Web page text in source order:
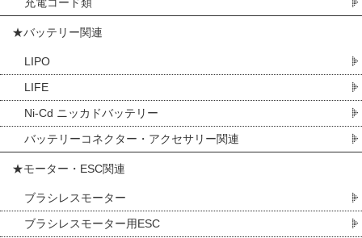
★バッテリー関連
LIPO
LIFE
Ni-Cd ニッカドバッテリー
バッテリーコネクター・アクセサリー関連
★モーター・ESC関連
ブラシレスモーター
ブラシレスモーター用ESC